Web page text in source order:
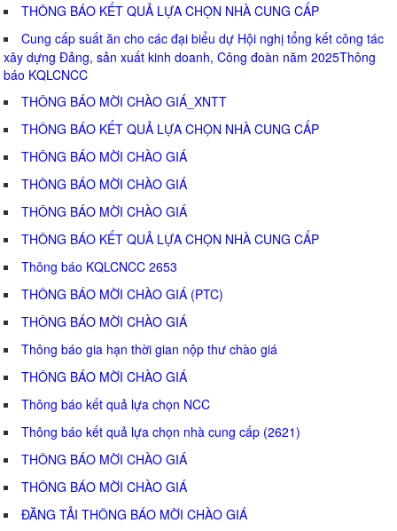
THÔNG BÁO KẾT QUẢ LỰA CHỌN NHÀ CUNG CẤP
Cung cấp suất ăn cho các đại biểu dự Hội nghị tổng kết công tác
xây dựng Đảng, sản xuất kinh doanh, Công đoàn năm 2025Thông
báo KQLCNCC
THÔNG BÁO MỜI CHÀO GIÁ_XNTT
THÔNG BÁO KẾT QUẢ LỰA CHỌN NHÀ CUNG CẤP
THÔNG BÁO MỜI CHÀO GIÁ
THÔNG BÁO MỜI CHÀO GIÁ
THÔNG BÁO MỜI CHÀO GIÁ
THÔNG BÁO KẾT QUẢ LỰA CHỌN NHÀ CUNG CẤP
Thông báo KQLCNCC 2653
THÔNG BÁO MỜI CHÀO GIÁ (PTC)
THÔNG BÁO MỜI CHÀO GIÁ
Thông báo gia hạn thời gian nộp thư chào giá
THÔNG BÁO MỜI CHÀO GIÁ
Thông báo kết quả lựa chọn NCC
Thông báo kết quả lựa chọn nhà cung cấp (2621)
THÔNG BÁO MỜI CHÀO GIÁ
THÔNG BÁO MỜI CHÀO GIÁ
ĐĂNG TẢI THÔNG BÁO MỜI CHÀO GIÁ